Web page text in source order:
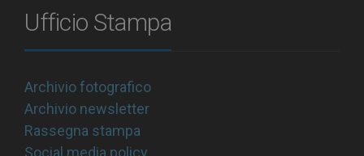
Ufficio Stampa
Archivio fotografico
Archivio newsletter
Rassegna stampa
Social media policy